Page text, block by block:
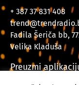
+ 387 37 831 408
Fadila Šeriča bb,
Velika Kladuša
Preuzmi